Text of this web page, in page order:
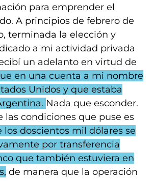
para emprender el
A principios de febrero de
terminada la elección y
a mi actividad privada
un adelanto en virtud de
en una cuenta a mi nombre
Unidos y que estaba
Nada que esconder.
las condiciones que puse es
los doscientos mil dólares se
por transferencia
que también estuviera en
de manera que la operación